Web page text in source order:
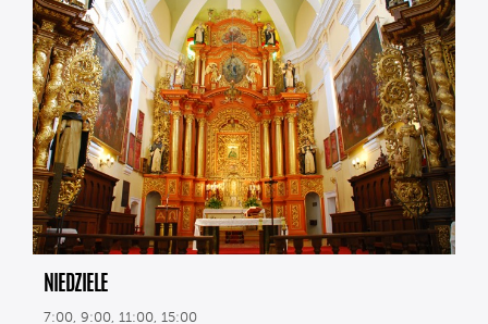
NIEDZIELE
7:00, 9:00, 11:00, 15:00